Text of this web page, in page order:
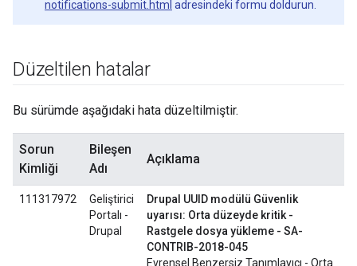
notifications-submit.html adresindeki formu doldurun.
Düzeltilen hatalar
Bu sürümde aşağıdaki hata düzeltilmiştir.
Sorun
Kimliği
Bileşen
Adı
Açıklama
111317972
Geliştirici
Portalı -
Drupal
Drupal UUID modülü Güvenlik
uyarısı: Orta düzeyde kritik -
Rastgele dosya yükleme - SA-
CONTRIB-2018-045
Evrensel Benzersiz Tanımlayıcı - Orta